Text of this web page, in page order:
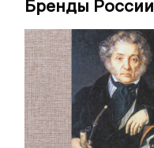
Бренды России